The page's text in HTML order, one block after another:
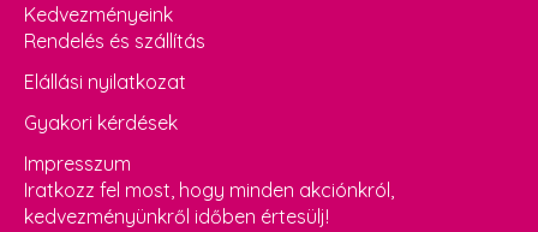
Kedvezményeink
Rendelés és szállítás
Elállási nyilatkozat
Gyakori kérdések
Impresszum
Iratkozz fel most, hogy minden akciónkról,
kedvezményünkről időben értesülj!